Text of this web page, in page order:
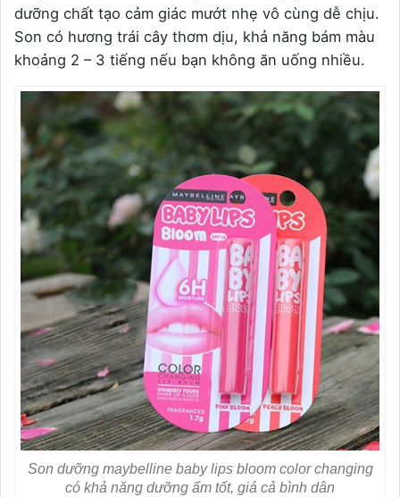
dưỡng chất tạo cảm giác mướt nhẹ vô cùng dễ chịu.
Son có hương trái cây thơm dịu, khả năng bám màu
khoảng 2 – 3 tiếng nếu bạn không ăn uống nhiều.
Son dưỡng maybelline baby lips bloom color changing
có khả năng dưỡng ẩm tốt, giá cả bình dân